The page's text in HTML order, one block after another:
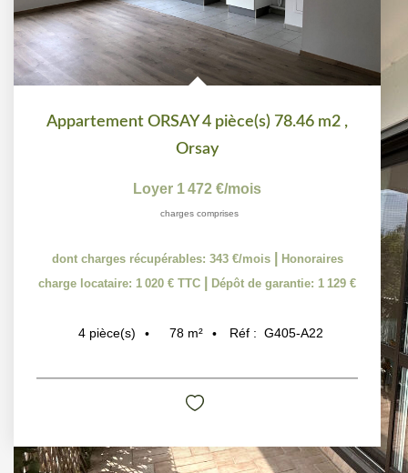
Appartement ORSAY 4 pièce(s) 78.46 m2 ,
Orsay
Loyer 1 472 €/mois
charges comprises
dont charges récupérables: 343 €/mois
Honoraires
charge locataire: 1 020 € TTC
Dépôt de garantie: 1 129 €
4 pièce(s) 78 m² Réf : G405-A22